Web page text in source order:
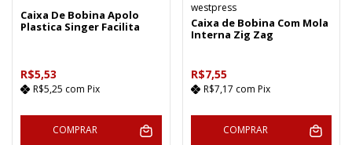
Caixa De Bobina Apolo
Plastica Singer Facilita
R$5,53
R$5,25 com Pix
COMPRAR
westpress
Caixa de Bobina Com Mola
Interna Zig Zag
R$7,55
R$7,17 com Pix
COMPRAR